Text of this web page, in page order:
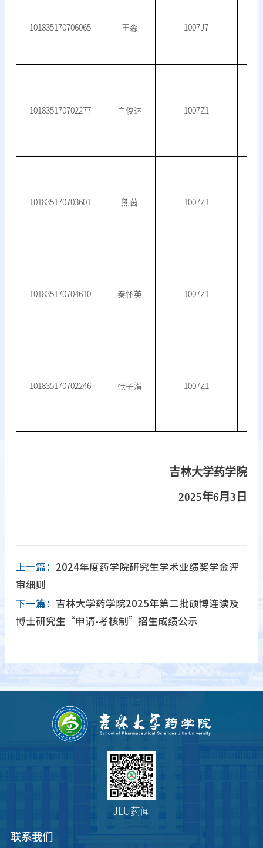
101835170706065 王淼 1007J7
101835170702277 白俊达 1007Z1
101835170703601 熊茵 1007Z1
101835170704610 秦怀英 1007Z1
101835170702246 张子湑 1007Z1
吉林大学药学院
2025年6月3 日
上一篇： 2024年度药学院研究生学术业绩奖学金评
审细则
下一篇： 吉林大学药学院2025年第二批硕博连读及
博士研究生“申请-考核制”招生成绩公示
JLU药闻
联系我们